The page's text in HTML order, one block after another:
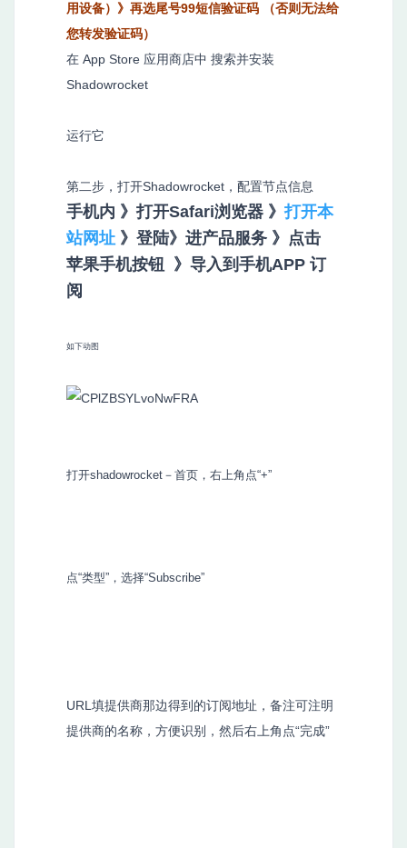
用设备）》再选尾号99短信验证码 （否则无法给
您转发验证码）
在 App Store 应用商店中 搜索并安装
Shadowrocket
运行它
第二步，打开Shadowrocket，配置节点信息
手机内 》打开Safari浏览器 》打开本
站网址 》登陆》进产品服务 》点击
苹果手机按钮 》 导入到手机APP 订
阅
如下动图
打开shadowrocket－首页，右上角点“+”
点“类型”，选择“Subscribe”
URL填提供商那边得到的订阅地址，备注可注明
提供商的名称，方便识别，然后右上角点“完成”